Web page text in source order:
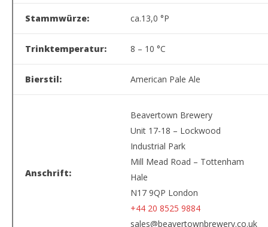
Stammwürze: ca.13,0 °P
Trinktemperatur: 8 – 10 °C
Bierstil: American Pale Ale
Anschrift:
Beavertown Brewery
Unit 17-18 – Lockwood
Industrial Park
Mill Mead Road – Tottenham
Hale
N17 9QP London
+44 20 8525 9884
sales@beavertownbrewery.co.uk